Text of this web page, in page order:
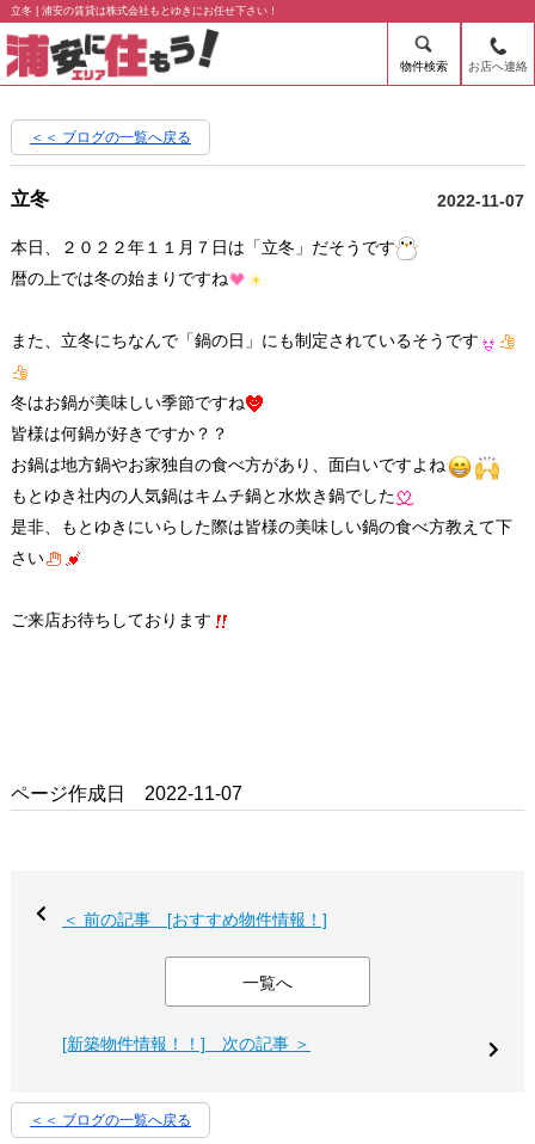
立冬 | 浦安の賃貸は株式会社もとゆきにお任せ下さい！
物件検索 お店へ連絡
＜＜ ブログの一覧へ戻る
立冬 2022-11-07
本日、２０２２年１１月７日は「立冬」だそうです
暦の上では冬の始まりですね
また、立冬にちなんで「鍋の日」にも制定されているそうです
冬はお鍋が美味しい季節ですね
皆様は何鍋が好きですか？？
お鍋は地方鍋やお家独自の食べ方があり、面白いですよね
もとゆき社内の人気鍋はキムチ鍋と水炊き鍋でした
是非、もとゆきにいらした際は皆様の美味しい鍋の食べ方教えて下
さい
ご来店お待ちしております
ページ作成日 2022-11-07
＜ 前の記事 [おすすめ物件情報！]
一覧へ
[新築物件情報！！] 次の記事 ＞
＜＜ ブログの一覧へ戻る